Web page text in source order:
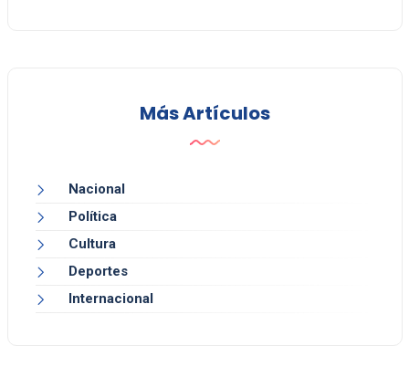
Más Artículos
Nacional
Política
Cultura
Deportes
Internacional